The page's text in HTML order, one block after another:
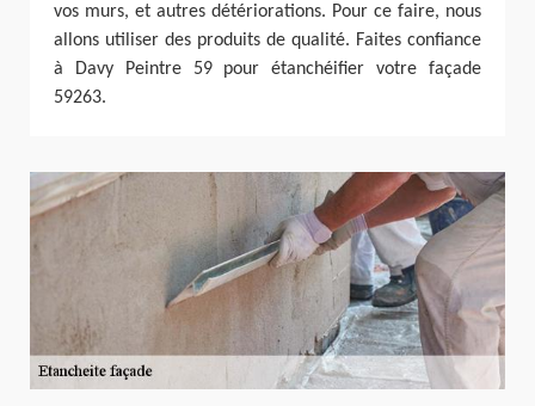
vos murs, et autres détériorations. Pour ce faire, nous
allons utiliser des produits de qualité. Faites confiance
à Davy Peintre 59 pour étanchéifier votre façade
59263.